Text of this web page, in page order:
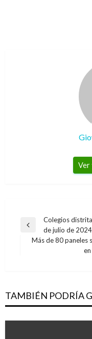
Ver
Navegación
Entrada
anterior
Colegios
de julio de 2024
Más de 80 paneles
TAMBIÉN PODRÍA